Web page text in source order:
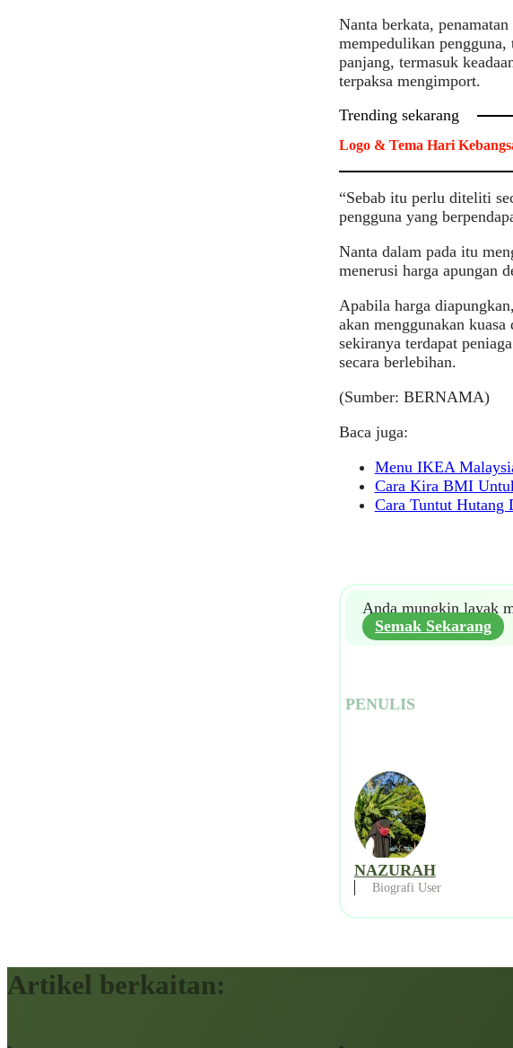
Nanta berkata,
mempedulikan
panjang, termasuk
terpaksa mengimport.
Trending sekarang
Logo & Tema Hari
“Sebab itu perlu diteliti
pengguna yang
Nanta dalam pada itu
menerusi harga apungan
Apabila harga
akan menggunakan
sekiranya terdapat
secara berlebihan.
(Sumber: BERNAMA)
Baca juga:
Menu IKEA
Cara Kira BMI
Cara Tuntut Hutang
Anda mungkin layak
Semak Sekarang
PENULIS
NAZURAH
Biografi User
Artikel berkaitan: